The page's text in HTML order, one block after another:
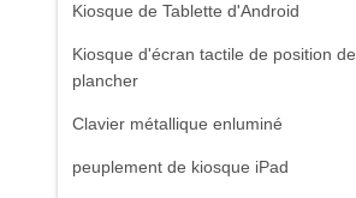
Kiosque de Tablette d'Android
Kiosque d'écran tactile de position de
plancher
Clavier métallique enluminé
peuplement de kiosque iPad